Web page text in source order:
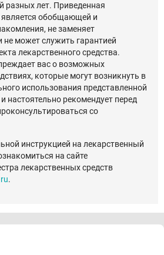
разных лет. Приведенная
обобщающей и
не заменяет
не может служить гарантией
лекарственного средства.
вас о возможных
которые могут возникнуть в
использования представленной
настоятельно рекомендует перед
со
инструкцией на лекарственный
на сайте
лекарственных средств
.